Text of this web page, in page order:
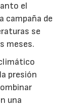
el
campaña de
se
meses.
presión
una